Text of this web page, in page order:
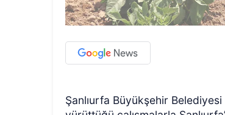
Şanlıurfa Büyükşehir